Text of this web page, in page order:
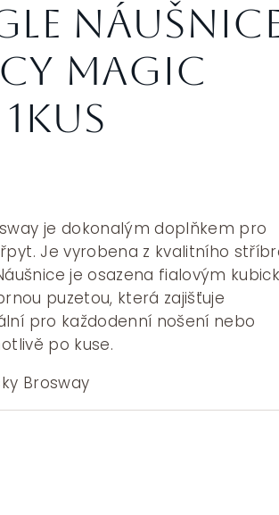
Magic
je dokonalým doplňkem pro
Je vyrobena z kvalitního
je osazena fialovým
puzetou, která zajišťuje
pro každodenní nošení nebo
po kuse.
Brosway